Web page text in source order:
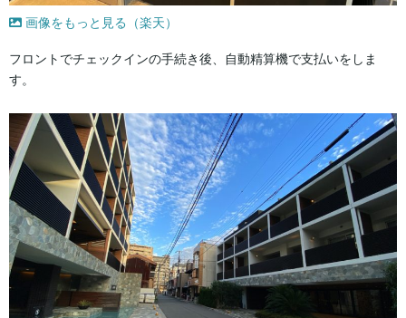
画像をもっと見る（楽天）
フロントでチェックインの手続き後、自動精算機で支払いをしま
す。